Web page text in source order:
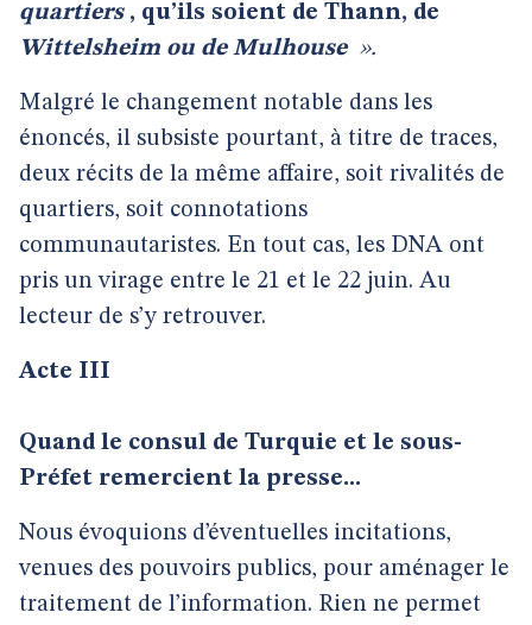
quartiers , qu’ils soient de Thann, de
Wittelsheim ou de Mulhouse ».
Malgré le changement notable dans les
énoncés, il subsiste pourtant, à titre de traces,
deux récits de la même affaire, soit rivalités de
quartiers, soit connotations
communautaristes. En tout cas, les DNA ont
pris un virage entre le 21 et le 22 juin. Au
lecteur de s’y retrouver.
Acte III
Quand le consul de Turquie et le sous-
Préfet remercient la presse...
Nous évoquions d’éventuelles incitations,
venues des pouvoirs publics, pour aménager le
traitement de l’information. Rien ne permet